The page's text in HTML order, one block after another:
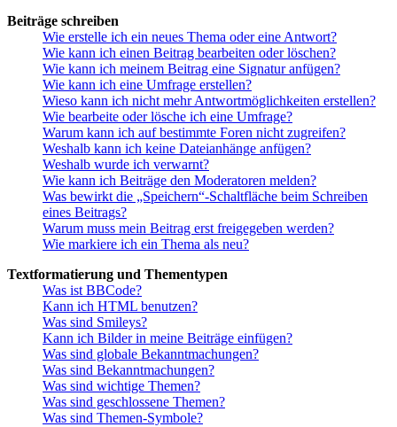
Beiträge schreiben
Wie erstelle ich ein neues Thema oder eine Antwort?
Wie kann ich einen Beitrag bearbeiten oder löschen?
Wie kann ich meinem Beitrag eine Signatur anfügen?
Wie kann ich eine Umfrage erstellen?
Wieso kann ich nicht mehr Antwortmöglichkeiten erstellen?
Wie bearbeite oder lösche ich eine Umfrage?
Warum kann ich auf bestimmte Foren nicht zugreifen?
Weshalb kann ich keine Dateianhänge anfügen?
Weshalb wurde ich verwarnt?
Wie kann ich Beiträge den Moderatoren melden?
Was bewirkt die „Speichern“-Schaltfläche beim Schreiben
eines Beitrags?
Warum muss mein Beitrag erst freigegeben werden?
Wie markiere ich ein Thema als neu?
Textformatierung und Thementypen
Was ist BBCode?
Kann ich HTML benutzen?
Was sind Smileys?
Kann ich Bilder in meine Beiträge einfügen?
Was sind globale Bekanntmachungen?
Was sind Bekanntmachungen?
Was sind wichtige Themen?
Was sind geschlossene Themen?
Was sind Themen-Symbole?